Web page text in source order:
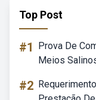
Top Post
#1
Prova De
Meios
#2